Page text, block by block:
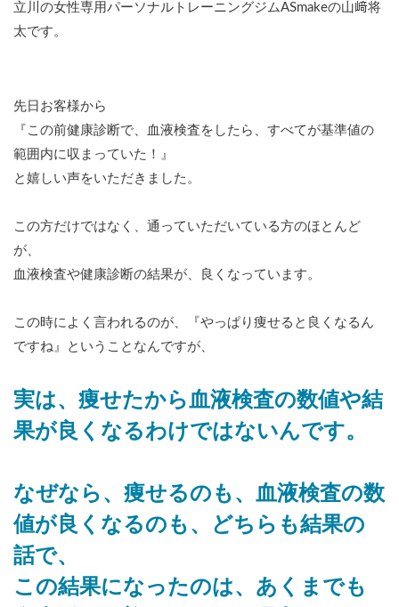
立川の女性専用パーソナルトレーニングジムASmakeの山﨑将
太です。
先日お客様から
『この前健康診断で、血液検査をしたら、すべてが基準値の
範囲内に収まっていた！』
と嬉しい声をいただきました。
この方だけではなく、通っていただいている方のほとんど
が、
血液検査や健康診断の結果が、良くなっています。
この時によく言われるのが、『やっぱり痩せると良くなるん
ですね』ということなんですが、
実は、痩せたから血液検査の数値や結
果が良くなるわけではないんです。
なぜなら、痩せるのも、血液検査の数
値が良くなるのも、どちらも結果の
話で、
この結果になったのは、あくまでも